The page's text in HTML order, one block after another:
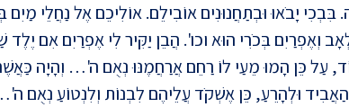
בִּבְכִי יָבֹאוּ וּבְתַחֲנוּנִים אוֹבִילֵם. אוֹלִיכֵם אֶל נַחֲלֵי
וְאֶפְרַיִם בְּכֹרִי הוּא וכו'. הֲבֵן יַקִּיר לִי אֶפְרַיִם אִם
עַל כֵּן הָמוּ מֵעַי לוֹ רַחֵם אֲרַחֲמֶנּוּ נְאֻם ה'… וְהָיָה
וּלְהָרֵעַ, כֵּן אֶשְׁקֹד עֲלֵיהֶם לִבְנוֹת וְלִנְטוֹעַ נְאֻם